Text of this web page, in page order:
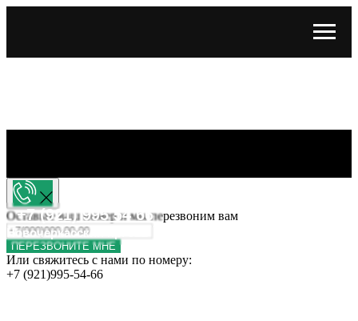
vterrasa@yandex.ru
+7 (921) 995 54 66
Новочеркасский пр. 52В
Оставьте ваш номер и мы перезвоним вам
ПЕРЕЗВОНИТЕ МНЕ
Или свяжитесь с нами по номеру:
+7 (921)995-54-66